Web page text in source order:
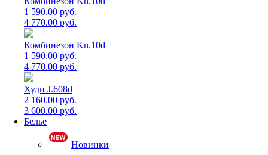
1 590.00 руб.
4 770.00 руб.
Комбинезон Kn.10d
1 590.00 руб.
4 770.00 руб.
Худи J.608d
2 160.00 руб.
3 600.00 руб.
Белье
Новинки